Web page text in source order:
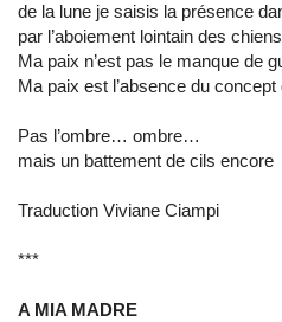
de la lune je saisis la présence
par l’aboiement lointain des
Ma paix n’est pas le manque de
Ma paix est l’absence du concept
Pas l’ombre… ombre…
mais un battement de cils encore
Traduction Viviane Ciampi
***
A MIA MADRE